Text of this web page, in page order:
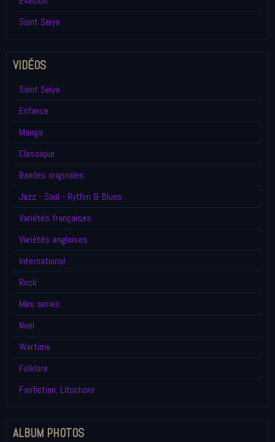
Saint Seiya
VIDÉOS
Saint Seiya
Enfance
Manga
Classique
Bandes originales
Jazz - Soul - Rythm & Blues
Variétés françaises
Variétés anglaises
International
Rock
Mes series
Noël
Wartime
Folklore
Fanfiction, Litochoro
ALBUM PHOTOS